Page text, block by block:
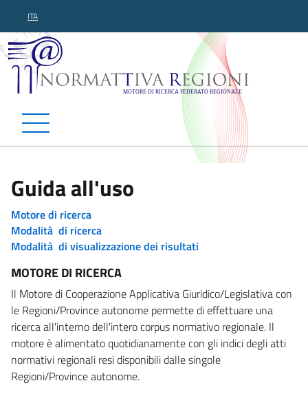
ITA
Normattiva Regioni -
Guida all'uso
Motore di ricerca
Modalità di ricerca
Modalità di visualizzazione dei risultati
MOTORE DI RICERCA
Il Motore di Cooperazione Applicativa Giuridico/Legislativa con
le Regioni/Province autonome permette di effettuare una
ricerca all'interno dell'intero corpus normativo regionale. Il
motore è alimentato quotidianamente con gli indici degli atti
normativi regionali resi disponibili dalle singole
Regioni/Province autonome.